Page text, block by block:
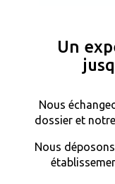
Un
Nous
dossier et
Nous